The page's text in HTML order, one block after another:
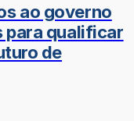
ao governo
para qualificar
de